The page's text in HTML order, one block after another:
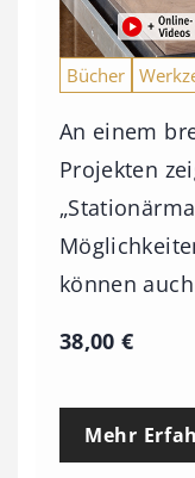
Bücher
An einem
Projekten
können
38,00€
Mehr